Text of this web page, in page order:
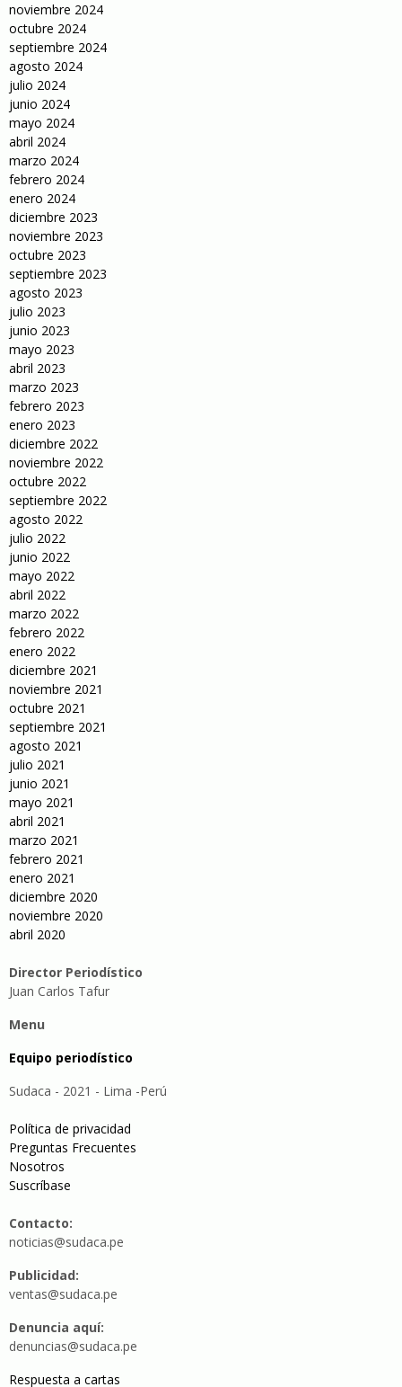
noviembre 2024
octubre 2024
septiembre 2024
agosto 2024
julio 2024
junio 2024
mayo 2024
abril 2024
marzo 2024
febrero 2024
enero 2024
diciembre 2023
noviembre 2023
octubre 2023
septiembre 2023
agosto 2023
julio 2023
junio 2023
mayo 2023
abril 2023
marzo 2023
febrero 2023
enero 2023
diciembre 2022
noviembre 2022
octubre 2022
septiembre 2022
agosto 2022
julio 2022
junio 2022
mayo 2022
abril 2022
marzo 2022
febrero 2022
enero 2022
diciembre 2021
noviembre 2021
octubre 2021
septiembre 2021
agosto 2021
julio 2021
junio 2021
mayo 2021
abril 2021
marzo 2021
febrero 2021
enero 2021
diciembre 2020
noviembre 2020
abril 2020
Director Periodístico
Juan Carlos Tafur
Menu
Equipo periodístico
Sudaca - 2021 - Lima -Perú
Política de privacidad
Preguntas Frecuentes
Nosotros
Suscríbase
Contacto:
noticias@sudaca.pe
Publicidad:
ventas@sudaca.pe
Denuncia aquí:
denuncias@sudaca.pe
Respuesta a cartas